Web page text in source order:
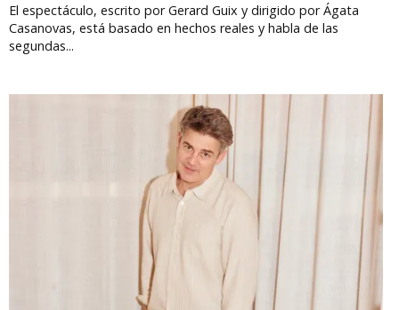
El espectáculo, escrito por Gerard Guix y dirigido por Ágata
Casanovas, está basado en hechos reales y habla de las
segundas...